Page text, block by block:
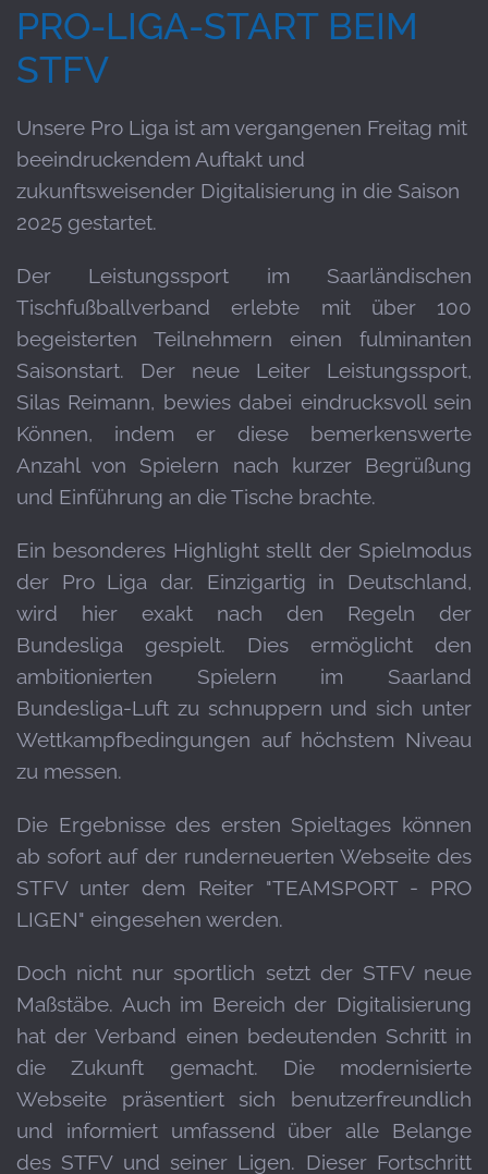
PRO-LIGA-START BEIM
STFV
Unsere Pro Liga ist am vergangenen Freitag mit
beeindruckendem Auftakt und
zukunftsweisender Digitalisierung in die Saison
2025 gestartet.
Der Leistungssport im Saarländischen
Tischfußballverband erlebte mit über 100
begeisterten Teilnehmern einen fulminanten
Saisonstart. Der neue Leiter Leistungssport,
Silas Reimann, bewies dabei eindrucksvoll sein
Können, indem er diese bemerkenswerte
Anzahl von Spielern nach kurzer Begrüßung
und Einführung an die Tische brachte.
Ein besonderes Highlight stellt der Spielmodus
der Pro Liga dar. Einzigartig in Deutschland,
wird hier exakt nach den Regeln der
Bundesliga gespielt. Dies ermöglicht den
ambitionierten Spielern im Saarland
Bundesliga-Luft zu schnuppern und sich unter
Wettkampfbedingungen auf höchstem Niveau
zu messen.
Die Ergebnisse des ersten Spieltages können
ab sofort auf der runderneuerten Webseite des
STFV unter dem Reiter "TEAMSPORT - PRO
LIGEN" eingesehen werden.
Doch nicht nur sportlich setzt der STFV neue
Maßstäbe. Auch im Bereich der Digitalisierung
hat der Verband einen bedeutenden Schritt in
die Zukunft gemacht. Die modernisierte
Webseite präsentiert sich benutzerfreundlich
und informiert umfassend über alle Belange
des STFV und seiner Ligen. Dieser Fortschritt